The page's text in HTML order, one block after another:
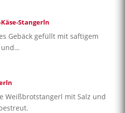
Stangerln
Gebäck gefüllt mit saftigem
und…
Weißbrotstangerl mit Salz und